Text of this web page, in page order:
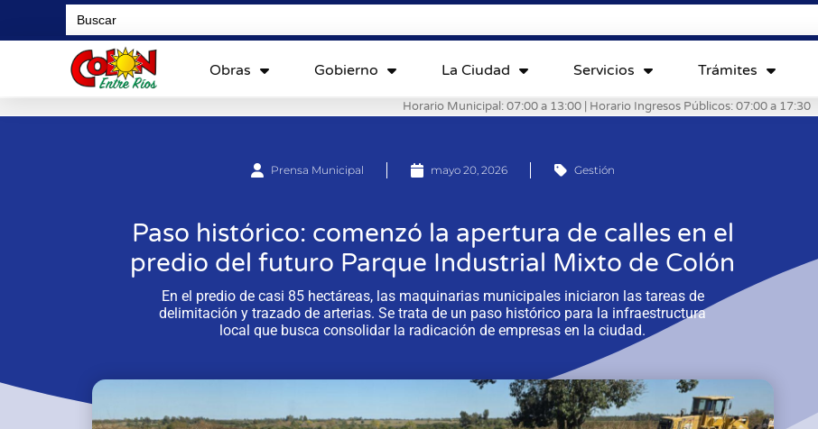
Search
for:
Obras Gobierno La Ciudad Servicios Trámites
Horario Municipal: 07:00 a 13:00 | Horario Ingresos Públicos: 07:00 a 17:30
Prensa Municipal mayo 20, 2026 Gestión
Paso histórico: comenzó la apertura de calles en el
predio del futuro Parque Industrial Mixto de Colón
En el predio de casi 85 hectáreas, las maquinarias municipales iniciaron las tareas de
delimitación y trazado de arterias. Se trata de un paso histórico para la infraestructura
local que busca consolidar la radicación de empresas en la ciudad.